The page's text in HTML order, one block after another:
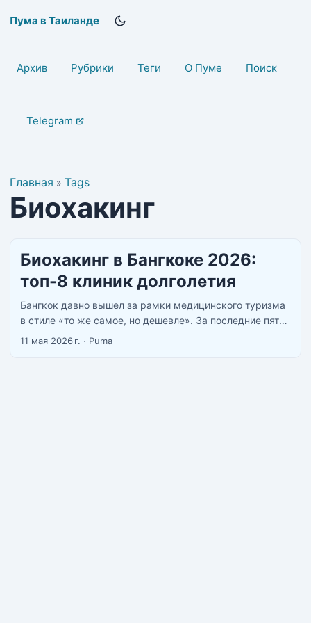
Пума в Таиланде
Архив Рубрики Теги О Пуме Поиск
Telegram
Главная » Tags
Биохакинг
Биохакинг в Бангкоке 2026:
топ-8 клиник долголетия
Бангкок давно вышел за рамки медицинского туризма
в стиле «то же самое, но дешевле». За последние пять
лет здесь появилась целая экосистема longevity-
11 мая 2026 г. · Puma